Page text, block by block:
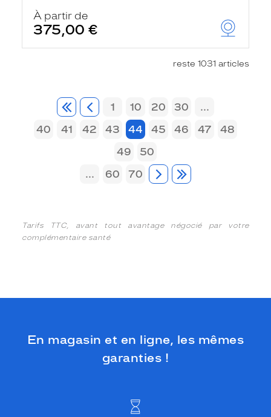
À partir de
375,00 €
reste 1031 articles
1 10 20 30
...
40
41 42 43 44 45 46 47
48
49
50
...
60 70
Tarifs TTC, avant tout avantage négocié par votre
complémentaire santé
En magasin et en ligne, les mêmes
garanties !